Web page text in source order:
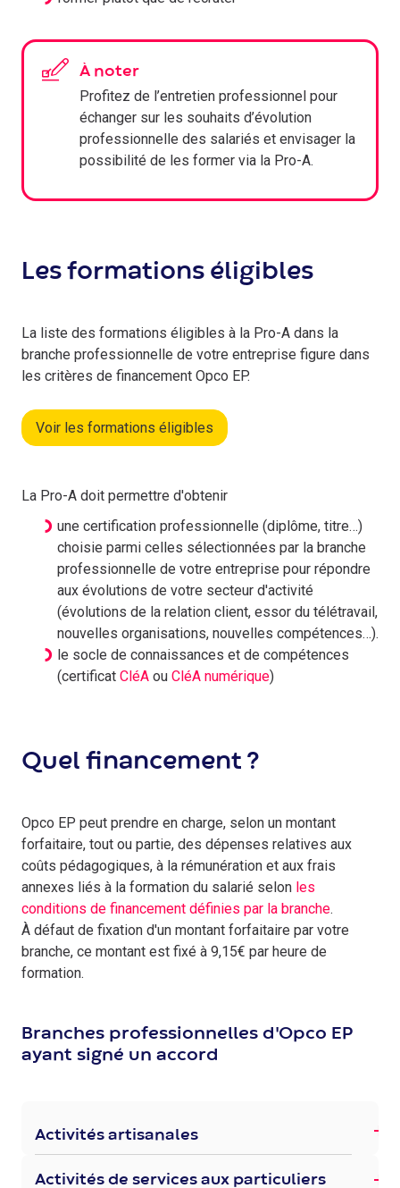
À noter
Profitez de l’entretien professionnel pour
échanger sur les souhaits d’évolution
professionnelle des salariés et envisager la
possibilité de les former via la Pro-A.
Les formations éligibles
La liste des formations éligibles à la Pro-A dans la
branche professionnelle de votre entreprise figure dans
les critères de financement Opco EP.
Voir les formations éligibles
La Pro-A doit permettre d'obtenir
une certification professionnelle (diplôme, titre…)
choisie parmi celles sélectionnées par la branche
professionnelle de votre entreprise pour répondre
aux évolutions de votre secteur d'activité
(évolutions de la relation client, essor du télétravail,
nouvelles organisations, nouvelles compétences…).
le socle de connaissances et de compétences
(certificat CléA ou CléA numérique)
Quel financement ?
Opco EP peut prendre en charge, selon un montant
forfaitaire, tout ou partie, des dépenses relatives aux
coûts pédagogiques, à la rémunération et aux frais
annexes liés à la formation du salarié selon les
conditions de financement définies par la branche.
À défaut de fixation d'un montant forfaitaire par votre
branche, ce montant est fixé à 9,15€ par heure de
formation.
Branches professionnelles d'Opco EP
ayant signé un accord
Activités artisanales
Activités de services aux particuliers